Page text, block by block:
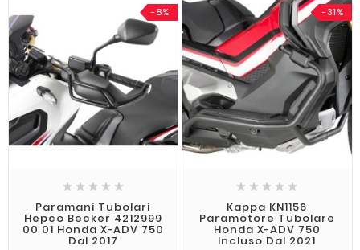
-8%
    
Paramani Tubolari
Hepco Becker 4212999
00 01 Honda X-ADV 750
Dal 2017
-31%
    
Kappa KN1156
Paramotore Tubolare
Honda X-ADV 750
Incluso Dal 2021